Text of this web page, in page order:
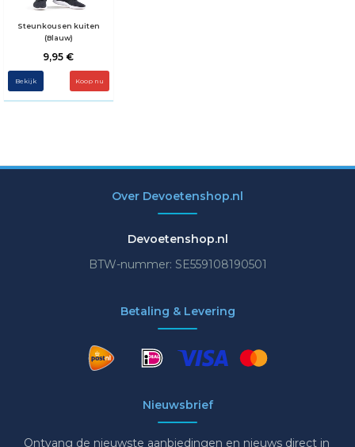
Steunkousen kuiten
(Blauw)
9,95 €
Bekijk
Over Devoetenshop.nl
Devoetenshop.nl
BTW-nummer: SE559108190501
Betaling & Levering
Nieuwsbrief
Ontvang de nieuwste aanbiedingen en nieuws direct in